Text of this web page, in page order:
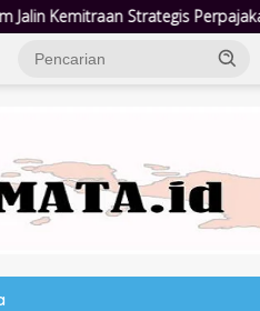
Jumat Berkah